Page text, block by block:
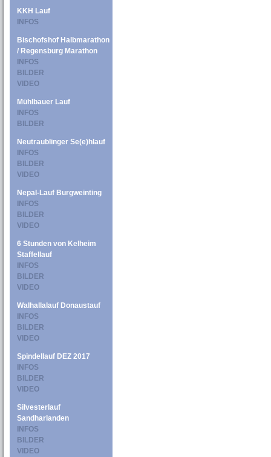
KKH Lauf
INFOS
Bischofshof Halbmarathon
/ Regensburg Marathon
INFOS
BILDER
VIDEO
Mühlbauer Lauf
INFOS
BILDER
Neutraublinger Se(e)hlauf
INFOS
BILDER
VIDEO
Nepal-Lauf Burgweinting
INFOS
BILDER
VIDEO
6 Stunden von Kelheim
Staffellauf
INFOS
BILDER
VIDEO
Walhallalauf Donaustauf
INFOS
BILDER
VIDEO
Spindellauf DEZ 2017
INFOS
BILDER
VIDEO
Silvesterlauf
Sandharlanden
INFOS
BILDER
VIDEO